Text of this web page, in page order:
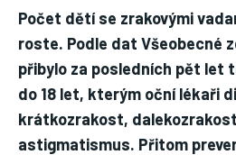
ZDRAVÍ
DĚTI
ONEMOCNĚNÍ
STRAVA
Počet dětí se zrakovými
roste. Podle dat Všeobecné
přibylo za posledních pět let
do 18 let, kterým oční lékaři
krátkozrakost,
astigmatismus. Přitom